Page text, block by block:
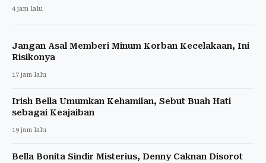
4 jam lalu
Jangan Asal Memberi Minum Korban Kecelakaan, Ini
Risikonya
17 jam lalu
Irish Bella Umumkan Kehamilan, Sebut Buah Hati
sebagai Keajaiban
19 jam lalu
Bella Bonita Sindir Misterius, Denny Caknan Disorot